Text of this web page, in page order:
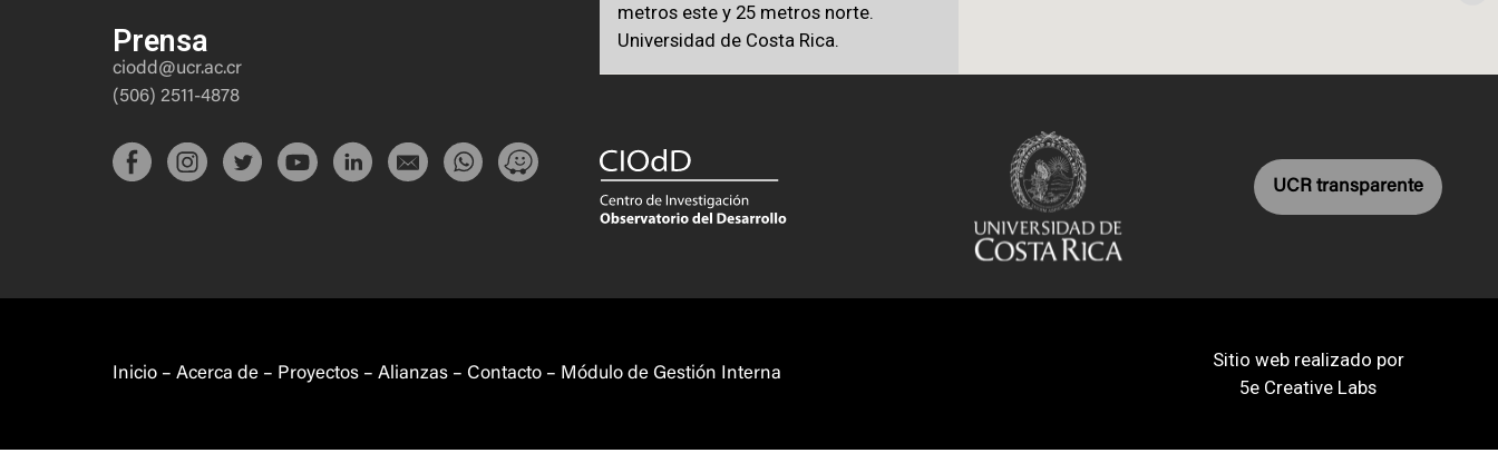
Prensa
ciodd@ucr.ac.cr
(506) 2511-4878
metros este y 25 metros norte.
Universidad de Costa Rica.
UCR transparente
Inicio– Acerca de– Proyectos– Alianzas– Contacto– Módulo de Gestión Interna
Sitio web realizado por
5e Creative Labs